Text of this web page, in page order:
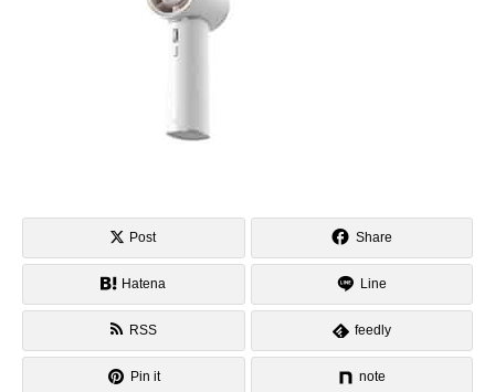
Post Share
Hatena Line
RSS feedly
Pin it note